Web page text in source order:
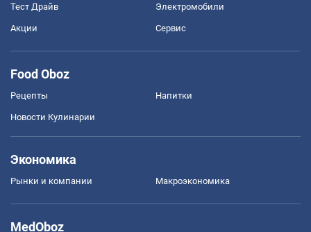
Тест Драйв Электромобили
Акции Сервис
Food Oboz
Рецепты Напитки
Новости Кулинарии
Экономика
Рынки и компании Mакроэкономика
MedOboz